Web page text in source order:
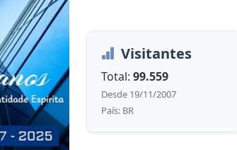
Visitantes
Total: 99.559
Desde 19/11/2007
País: BR